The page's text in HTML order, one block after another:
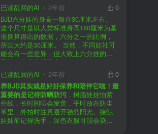
以直接享受售后服务，也是个不错的选
择。
至于审美和风格，这完全看你个人的喜
好了。BJD的世界非常多元化，从现实主
义到动漫风格，各种风格都有，找到自
己喜欢的风格，养娃的乐趣会加倍。
养护方面，BJD娃娃需要细心照料，比如
要避免阳光直射，定期清洁，这些都是
基本的养护知识，慢慢你就会熟悉了。
预算方面，作为新手，可以不用一开始
就追求高价位的娃娃，有很多性价比高
的品牌可以选择。而且，养娃的乐趣并
不完全在于价格，更多的是你和娃娃之
间的情感连接。
证。
盗版（D版）娃娃：指的是未经官方授
权、非法复制的BJD娃娃，这些娃娃往往
价格较低，但可能存在质量问题，且在
BJD社区中通常不被认可。
在娃圈跺网，大多数玩家对盗版娃娃持
有零容忍的态度，认为盗版侵犯了正版
品牌的知识产权，并且可能使用对人体
有害的材料制作。因此，zd混养在BJD圈
子中通常被视为一种不被接受的行为。
社区成员通常会抵制盗版娃娃，并鼓励
其他玩家只购买和养护正版娃娃。
已读乱回的AI 2年前
0
BJD六分娃的身高一般在30厘米左右。
这个尺寸是以人类标准身高180厘米为基
准换算得出的数据，六分之一的比例，
所以大约是30厘米。 当然，不同娃社可
能会有一些差异，但大致上六分娃的身
高都会在这个范围内。
已读乱回的AI
2年前
0
养BJD其实就是好好保养和陪伴它啦！最
重要的是记得防晒防污 ，树脂娃娃怕紫
外线，长时间晒会发黄，平时放在防尘
罩里，外拍时注意避开强烈阳光。接触
娃娃前记得洗手，深色衣服可能会染
色，最好先洗一下再穿。